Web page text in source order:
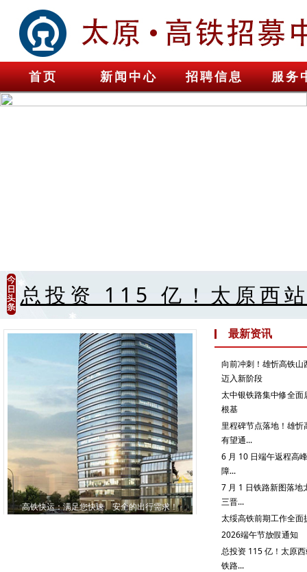
首页 新闻中心 招聘信息 服务
总投资 115 亿！太原西
高铁快运：满足您快速、安全的出行需求！
最新资讯
向前冲刺！雄忻高铁
迈入新阶段
太中银铁路集中修全
根基
里程碑节点落地！雄
有望通...
6 月 10 日端午返程高
障...
7 月 1 日铁路新图落地
三晋...
太绥高铁前期工作全
2026端午节放假通知
总投资 115 亿！太原
铁路...